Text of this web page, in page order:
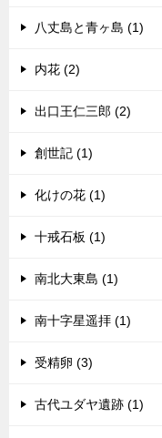
八丈島と青ヶ島 (1)
内花 (2)
出口王仁三郎 (2)
創世記 (1)
化けの花 (1)
十戒石板 (1)
南北大東島 (1)
南十字星遥拝 (1)
受精卵 (3)
古代ユダヤ遺跡 (1)